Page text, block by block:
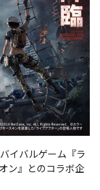
イバルゲーム『ラ
ン』とのコラボ企